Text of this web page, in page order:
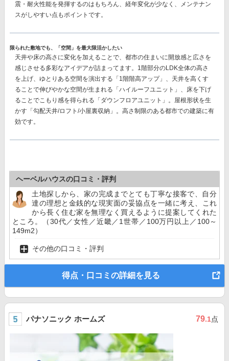
震・耐火性能を発揮するのはもちろん、経年変化が少なく、メンテナン
スがしやすい点もポイントです。
限られた敷地でも、「空間」を最大限活かしたい
天井や床の高さに変化を加えることで、都市の住まいに開放感と広さを
感じさせる多彩なアイデアが詰まってます。1階部分のLDK全体の高さ
を上げ、ゆとりある空間を演出する「1階階高アップ」、天井を高くす
ることで伸びやかな空間が生まれる「ハイルーフユニット」、床を下げ
ることでこもり感を得られる「ダウンフロアユニット」。屋根形状を生
かす「勾配天井/ロフト/小屋裏収納」。高さ制限のある都市での建築に有
効です。
ヘーベルハウスの口コミ・評判
土地探しから、家の完成までとても丁寧な接客で、自分
達の理想と金銭的な現実面の妥協点を一緒に考え、これ
から長く住む家を無理なく買えるように提案してくれた
ところ。（30代／女性／近畿／1世帯／100万円以上／100～
149m2）
その他の口コミ・評判
得点・口コミの詳細を見る
パナソニック ホームズ 79.1点